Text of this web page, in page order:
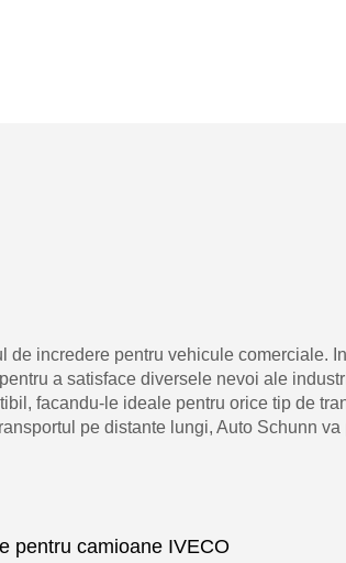
de incredere pentru vehicule comerciale.
a satisface diversele nevoi ale
facandu-le ideale pentru orice tip de
pe distante lungi, Auto Schunn
pentru camioane IVECO